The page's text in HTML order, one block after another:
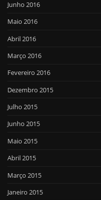
Junho 2016
Maio 2016
Abril 2016
Março 2016
Fevereiro 2016
Dezembro 2015
Julho 2015
Junho 2015
Maio 2015
Abril 2015
Março 2015
Janeiro 2015